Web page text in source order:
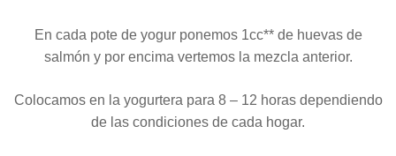
En cada pote de yogur ponemos 1cc** de huevas de
salmón y por encima vertemos la mezcla anterior.
Colocamos en la yogurtera para 8 – 12 horas dependiendo
de las condiciones de cada hogar.